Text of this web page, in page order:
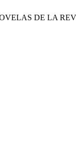
DE LA